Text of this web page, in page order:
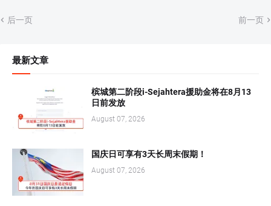
后一页 前一页
最新文章
槟城第二阶段i-Sejahtera援助金将在8月13
日前发放
August 07, 2026
国庆日可享有3天长周末假期！
August 07, 2026